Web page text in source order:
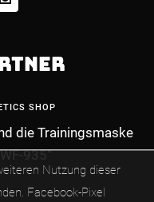
Nutzung dieser
Facebook-Pixel
SHOP
die Trainingsmaske
935“